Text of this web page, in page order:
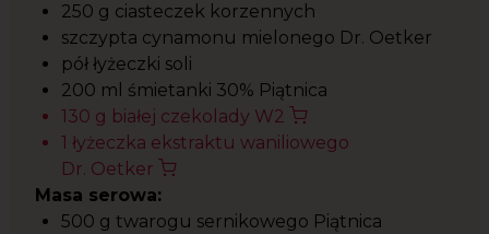
250 g ciasteczek korzennych
szczypta cynamonu mielonego Dr. Oetker
pół łyżeczki soli
200 ml śmietanki 30% Piątnica
130 g białej czekolady W2
1 łyżeczka ekstraktu waniliowego
Dr. Oetker
Masa serowa:
500 g twarogu sernikowego Piątnica